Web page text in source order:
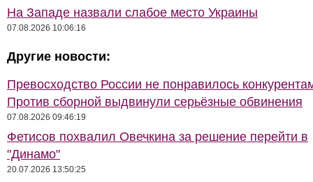
На Западе назвали слабое место Украины
07.08.2026 10:06:16
Другие новости:
Превосходство России не понравилось
Против сборной выдвинули серьёзные обвинения
07.08.2026 09:46:19
Фетисов похвалил Овечкина за решение перейти в
"Динамо"
20.07.2026 13:50:25